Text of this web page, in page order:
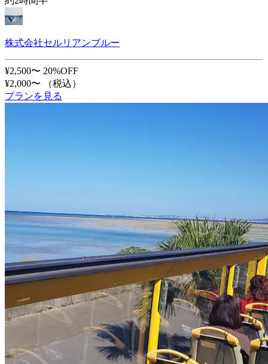
株式会社セルリアンブルー
¥2,500〜 20%OFF
¥2,000〜
（税込）
プランを見る